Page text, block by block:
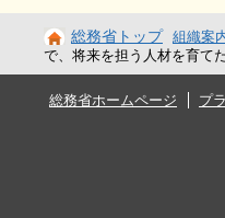
総務省トップ 組織案
で、将来を担う人材を育て
総務省ホームページ プ